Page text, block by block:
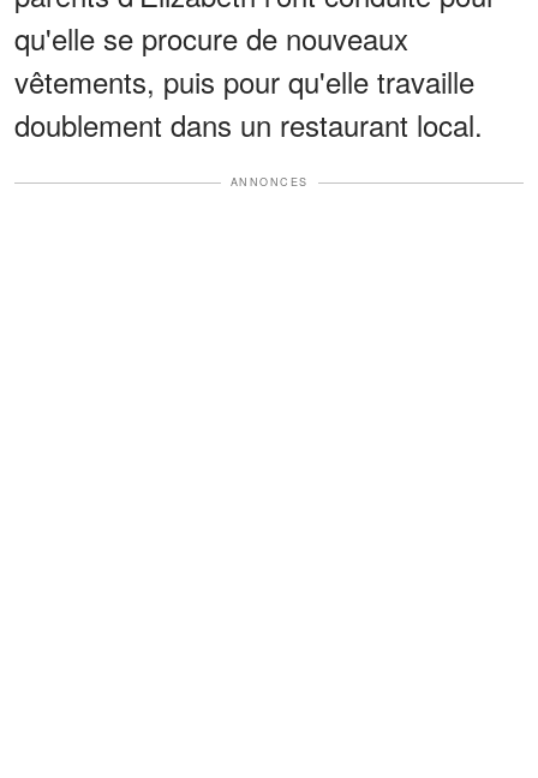
qu'elle se procure de nouveaux
vêtements, puis pour qu'elle travaille
doublement dans un restaurant local.
ANNONCES